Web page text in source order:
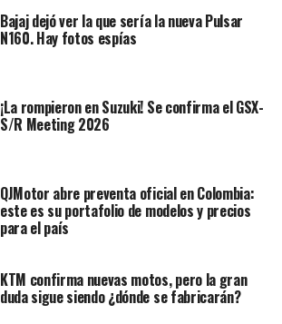
Bajaj dejó ver la que sería la nueva Pulsar
N160. Hay fotos espías
¡La rompieron en Suzuki! Se confirma el GSX-
S/R Meeting 2026
QJMotor abre preventa oficial en Colombia:
este es su portafolio de modelos y precios
para el país
KTM confirma nuevas motos, pero la gran
duda sigue siendo ¿dónde se fabricarán?